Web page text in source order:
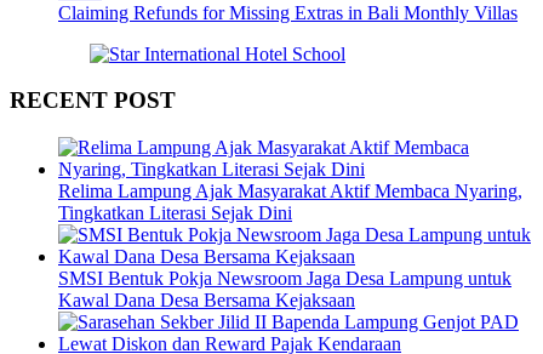
Claiming Refunds for Missing Extras in Bali Monthly Villas
RECENT POST
Relima Lampung Ajak Masyarakat Aktif Membaca Nyaring,
Tingkatkan Literasi Sejak Dini
SMSI Bentuk Pokja Newsroom Jaga Desa Lampung untuk
Kawal Dana Desa Bersama Kejaksaan